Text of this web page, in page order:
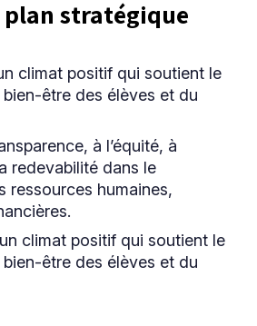
stratégique
climat positif qui soutient le
être des élèves et du
à l’équité, à
redevabilité dans le
ressources humaines,
climat positif qui soutient le
être des élèves et du